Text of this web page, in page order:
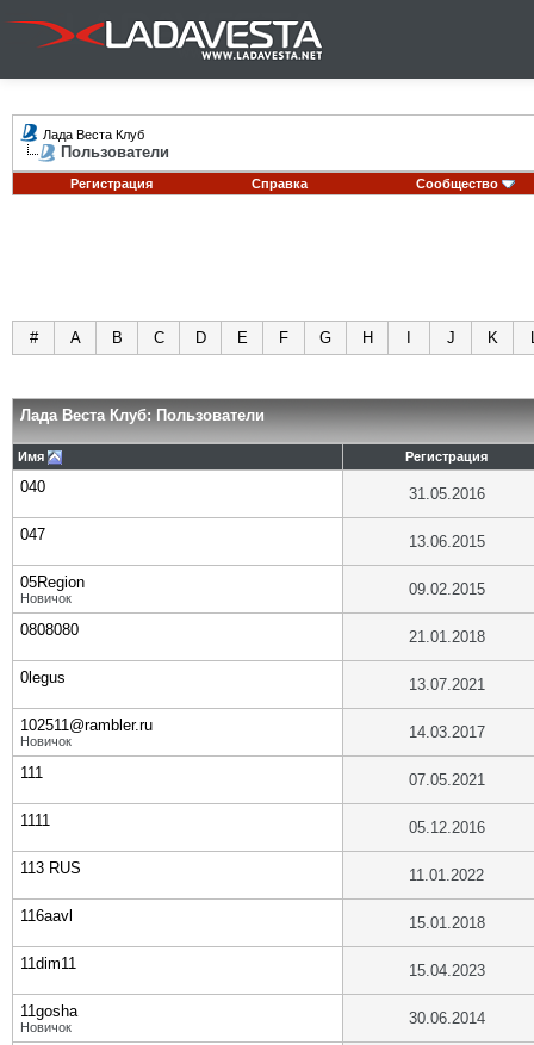
Лада Веста Клуб
Пользователи
Регистрация Справка Сообщество
# A B C D E F G H J K
Лада Веста Клуб: Пользователи
Имя Регистрация
040 31.05.2016
047 13.06.2015
05Region
Новичок 09.02.2015
0808080 21.01.2018
0legus 13.07.2021
102511@rambler.ru
Новичок 14.03.2017
111 07.05.2021
1111 05.12.2016
113 RUS 11.01.2022
116aavl 15.01.2018
11dim11 15.04.2023
11gosha
Новичок 30.06.2014